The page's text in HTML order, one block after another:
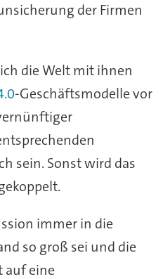
der Firmen
die Welt mit ihnen
-Geschäftsmodelle vor
sein. Sonst wird das
immer in die
so groß sei und die
auf eine